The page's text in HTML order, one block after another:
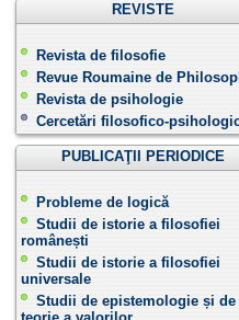
REVISTE
Revista de filosofie
Revue Roumaine de
Revista de psihologie
Cercetări filosofico-
PUBLICAŢII PERIODICE
Probleme de logică
Studii de istorie a filosofiei
românești
Studii de istorie a filosofiei
universale
Studii de epistemologie și de